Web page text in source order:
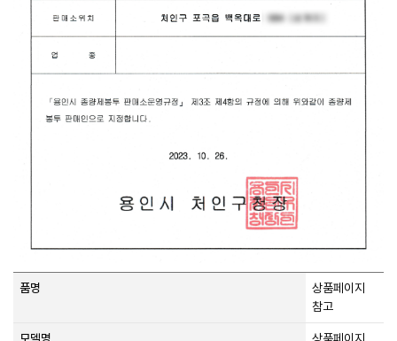
품명
상품페이지
참고